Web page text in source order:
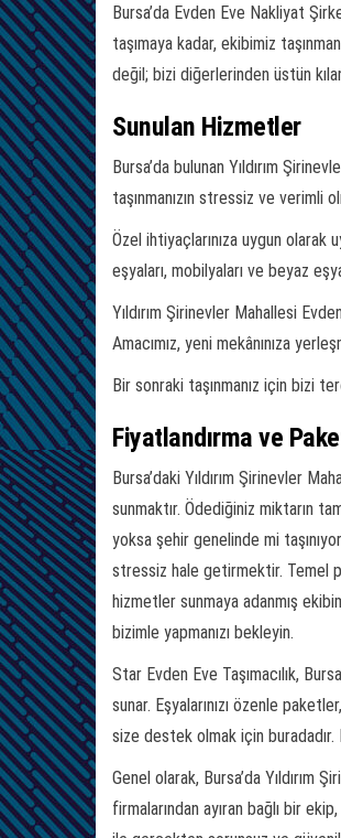
Bursa’da Evden Eve Nakliyat
taşımaya kadar, ekibimiz
değil; bizi diğerlerinden üstün
Sunulan Hizmetler
Bursa’da bulunan Yıldırım
taşınmanızın stressiz ve verimli
Özel ihtiyaçlarınıza uygun olarak
eşyaları, mobilyaları ve beyaz
Yıldırım Şirinevler Mahallesi
Amacımız, yeni mekânınıza
Bir sonraki taşınmanız için bizi
Fiyatlandırma ve
Bursa’daki Yıldırım Şirinevler
sunmaktır. Ödediğiniz miktarın
yoksa şehir genelinde mi
stressiz hale getirmektir. Temel
hizmetler sunmaya adanmış
bizimle yapmanızı bekleyin.
Star Evden Eve Taşımacılık,
sunar. Eşyalarınızı özenle
size destek olmak için buradadır.
Genel olarak, Bursa’da
firmalarından ayıran bağlı bir